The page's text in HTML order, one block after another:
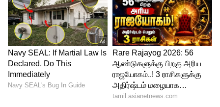
Image Credit :AI
இதையெல்லாம் சரிபார்க்க வேண்டியது
அவசியம்